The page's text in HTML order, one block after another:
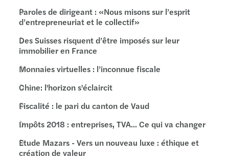
Paroles de dirigeant : «Nous misons sur l’esprit
d’entrepreneuriat et le collectif»
Des Suisses risquent d’être imposés sur leur
immobilier en France
Monnaies virtuelles : l’inconnue fiscale
Chine: l'horizon s'éclaircit
Fiscalité : le pari du canton de Vaud
Impôts 2018 : entreprises, TVA... Ce qui va changer
Etude Mazars - Vers un nouveau luxe : éthique et
création de valeur